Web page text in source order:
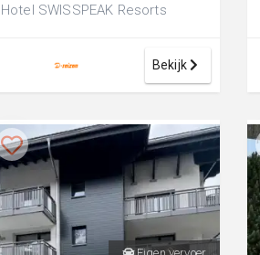
Hotel SWISSPEAK Resorts
Bekijk